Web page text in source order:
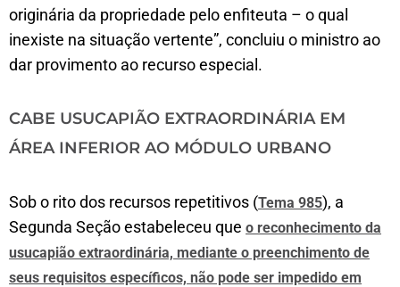
originária da propriedade pelo enfiteuta – o qual
inexiste na situação vertente”, concluiu o ministro ao
dar provimento ao recurso especial.
CABE USUCAPIÃO EXTRAORDINÁRIA EM
ÁREA INFERIOR AO MÓDULO URBANO
Sob o rito dos recursos repetitivos (Tema 985), a
Segunda Seção estabeleceu que o reconhecimento da
usucapião extraordinária, mediante o preenchimento de
seus requisitos específicos, não pode ser impedido em